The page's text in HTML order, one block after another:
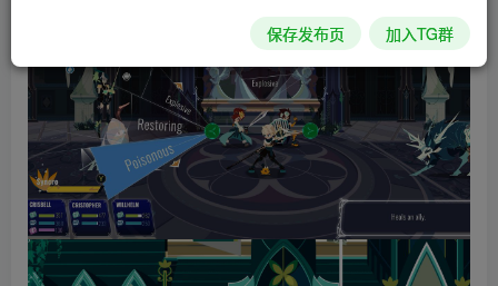
保存发布页 加入TG群